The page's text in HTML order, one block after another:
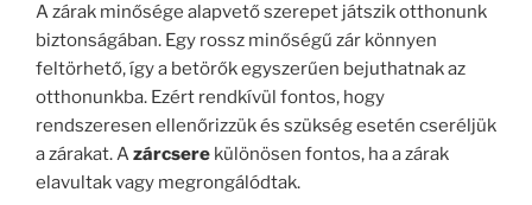
A zárak minősége alapvető szerepet játszik otthonunk
biztonságában. Egy rossz minőségű zár könnyen
feltörhető, így a betörők egyszerűen bejuthatnak az
otthonunkba. Ezért rendkívül fontos, hogy
rendszeresen ellenőrizzük és szükség esetén cseréljük
a zárakat. Azárcsere különösen fontos, ha a zárak
elavultak vagy megrongálódtak.